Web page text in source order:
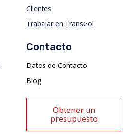
Clientes
Trabajar en TransGol
Contacto
Datos de Contacto
Blog
Obtener un
presupuesto